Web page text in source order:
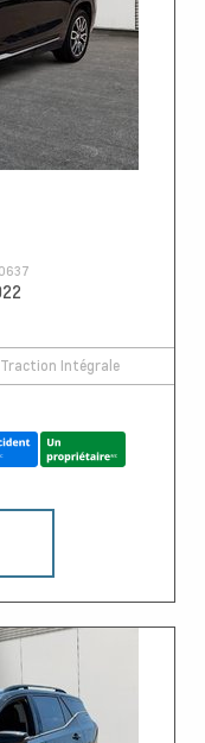
Traction Intégrale